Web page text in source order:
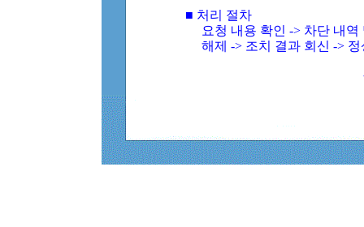
■ 처리 절차
요청 내용 확인 -> 차단 내
해제 -> 조치 결과 회신 ->